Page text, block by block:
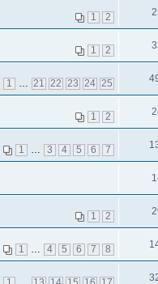
1 2
1 2
1 … 21 22 23 24 25
1 2
1 … 3 4 5 6 7
1 2
1 … 4 5 6 7 8